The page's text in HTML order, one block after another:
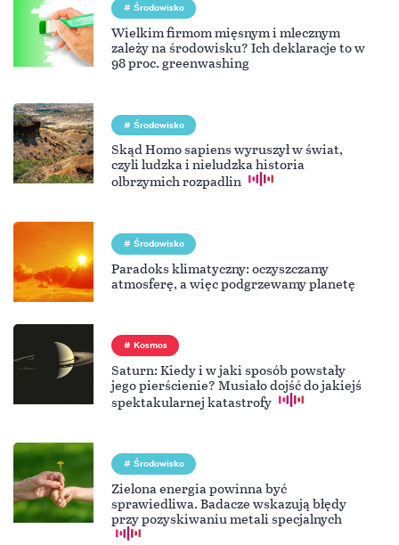
Środowisko
Wielkim firmom mięsnym i mlecznym
zależy na środowisku? Ich deklaracje to w
98 proc. greenwashing
Środowisko
Skąd Homo sapiens wyruszył w świat,
czyli ludzka i nieludzka historia
olbrzymich rozpadlin
Środowisko
Paradoks klimatyczny: oczyszczamy
atmosferę, a więc podgrzewamy planetę
Kosmos
Saturn: Kiedy i w jaki sposób powstały
jego pierścienie? Musiało dojść do jakiejś
spektakularnej katastrofy
Środowisko
Zielona energia powinna być
sprawiedliwa. Badacze wskazują błędy
przy pozyskiwaniu metali specjalnych